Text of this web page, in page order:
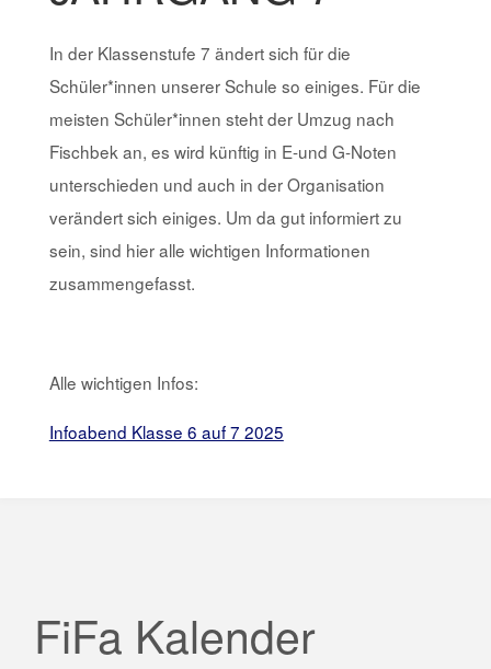
In der Klassenstufe 7 ändert sich für die
Schüler*innen unserer Schule so einiges. Für die
meisten Schüler*innen steht der Umzug nach
Fischbek an, es wird künftig in E-und G-Noten
unterschieden und auch in der Organisation
verändert sich einiges. Um da gut informiert zu
sein, sind hier alle wichtigen Informationen
zusammengefasst.
Alle wichtigen Infos:
Infoabend Klasse 6 auf 7 2025
FiFa Kalender